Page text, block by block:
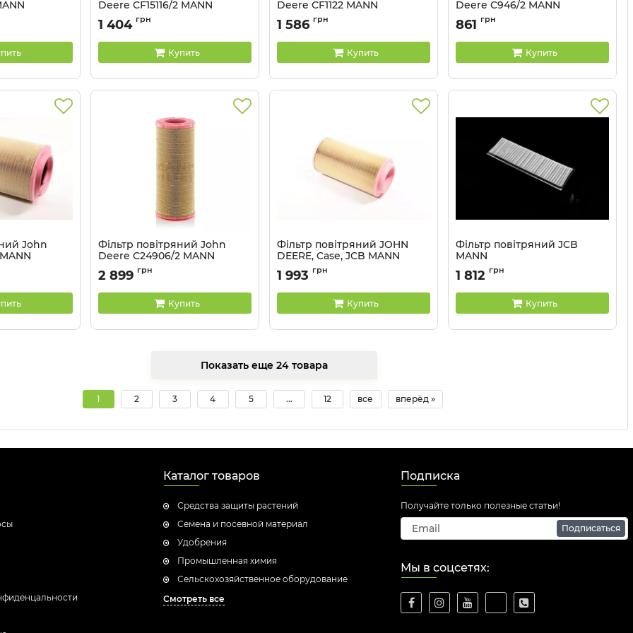
Deere CF15116/2 MANN
Артикул: CF15116/2
1 404 грн
Купить
Deere CF1122 MANN
Артикул: CF1122
1 586 грн
Купить
Deere C946/2 MANN
Артикул: C946/2
861 грн
Купить
John
Фільтр повітряний John
Deere C24906/2 MANN
Артикул: C24906/2
2 899 грн
Купить
Фільтр повітряний JOHN
DEERE, Case, JCB MANN
Артикул: C20500
1 993 грн
Купить
Фільтр повітряний JCB
MANN
Артикул: CU2910
1 812 грн
Купить
Показать еще 24 товара
1 2 3 4 5 ... 12 все вперёд »
Каталог товаров
Средства защиты растений
Семена и посевной материал
Удобрения
Промышленная химия
Сельскохозяйственное оборудование
Смотреть все
Подписка
Получайте только полезные статьи!
Подписаться
Мы в соцсетях: